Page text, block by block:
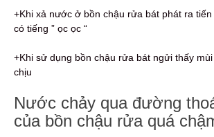
+Khi xả nước ở bồn chậu rửa bát phát ra
có tiếng ” ọc ọc “
+Khi sử dụng bồn chậu rửa bát ngửi thấy
chịu
Nước chảy qua đường
của bồn chậu rửa quá